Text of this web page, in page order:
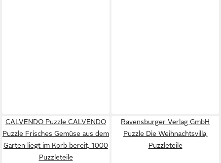
CALVENDO Puzzle CALVENDO
Puzzle Frisches Gemüse aus dem
Garten liegt im Korb bereit, 1000
Puzzleteile
Ravensburger Verlag GmbH
Puzzle Die Weihnachtsvilla,
Puzzleteile